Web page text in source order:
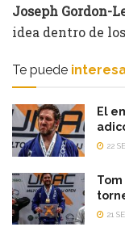
Joseph Gordon-
idea dentro de
Te puede
El
22
21